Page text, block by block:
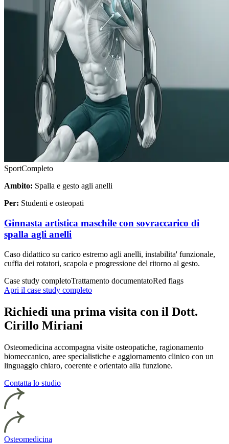
SportCompleto
Ambito: Spalla e gesto agli anelli
Per: Studenti e osteopati
Ginnasta artistica maschile con sovraccarico di
spalla agli anelli
Caso didattico su carico estremo agli anelli, instabilita' funzionale,
cuffia dei rotatori, scapola e progressione del ritorno al gesto.
Case study completoTrattamento documentatoRed flags
Apri il case study completo
Richiedi una prima visita con il Dott.
Cirillo Miriani
Osteomedicina accompagna visite osteopatiche, ragionamento
biomeccanico, aree specialistiche e aggiornamento clinico con un
linguaggio chiaro, coerente e orientato alla funzione.
Contatta lo studio
Osteomedicina